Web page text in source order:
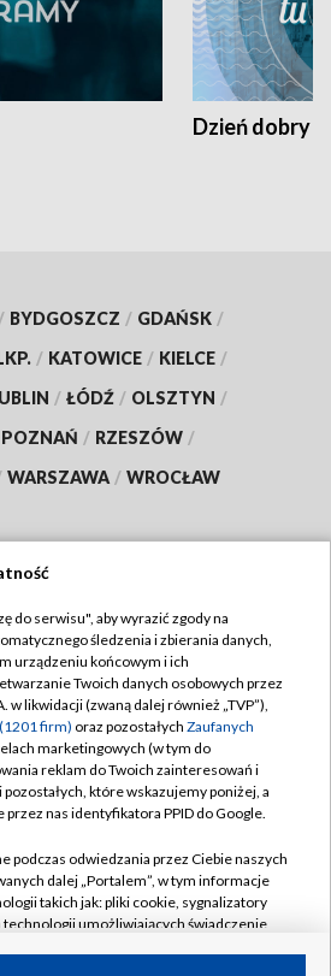
Dzień dobry
/ BYDGOSZCZ / GDAŃSK /
/ KATOWICE / KIELCE /
/ ŁÓDŹ / OLSZTYN /
POZNAŃ / RZESZÓW /
WARSZAWA / WROCŁAW
TVP
Cyfrowa
Regulamin TVP
prywatności
Moje zgody
Pomoc
Kontakt
Kanały
do serwisu", aby wyrazić zgody na
śledzenia i zbierania danych,
urządzeniu końcowym i ich
Twoich danych osobowych przez
w likwidacji (zwaną dalej również „TVP”),
firm) oraz pozostałych Zaufanych
marketingowych (w tym do
reklam do Twoich zainteresowań i
które wskazujemy poniżej, a
nas identyfikatora PPID do Google.
podczas odwiedzania przez Ciebie naszych
dalej „Portalem”, w tym informacje
takich jak: pliki cookie, sygnalizatory
umożliwiających świadczenie